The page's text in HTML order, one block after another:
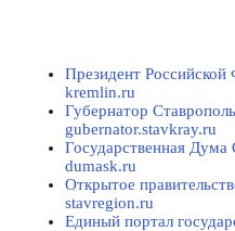
Президент Российской
kremlin.ru
Губернатор
gubernator.stavkray.ru
Государственная Дума
dumask.ru
Открытое
stavregion.ru
Единый портал